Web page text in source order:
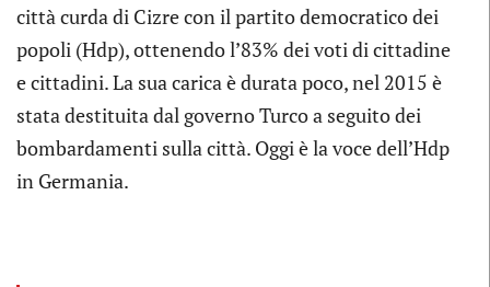
città curda di Cizre con il partito democratico dei
popoli (Hdp), ottenendo l’83% dei voti di cittadine
e cittadini. La sua carica è durata poco, nel 2015 è
stata destituita dal governo Turco a seguito dei
bombardamenti sulla città. Oggi è la voce dell’Hdp
in Germania.